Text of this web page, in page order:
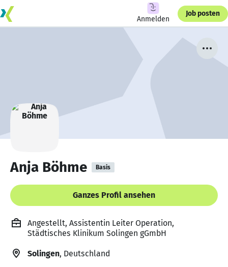
Anmelden
Job posten
Anja Böhme Basis
Ganzes Profil ansehen
Angestellt, Assistentin Leiter Operation,
Städtisches Klinikum Solingen gGmbH
Solingen, Deutschland